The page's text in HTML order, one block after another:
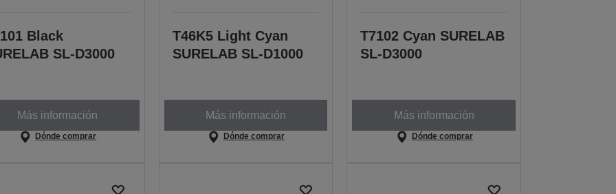
Black
SL-D3000
Más información
Dónde comprar
T46K5 Light Cyan
SURELAB SL-D1000
Más información
Dónde comprar
T7102 Cyan SURELAB
SL-D3000
Más información
Dónde comprar